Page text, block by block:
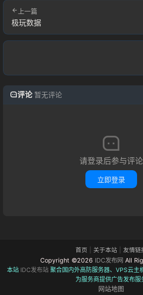
上一篇
极玩数据
评论 暂无评论
请登录后参与评论
立即登录
首页 关于本站 友情链
Copyright ©2026 IDC发布网All
本站 IDC发布站 聚合国内外高防服务器、VPS云主
为服务商提供广告发布服
网站地图